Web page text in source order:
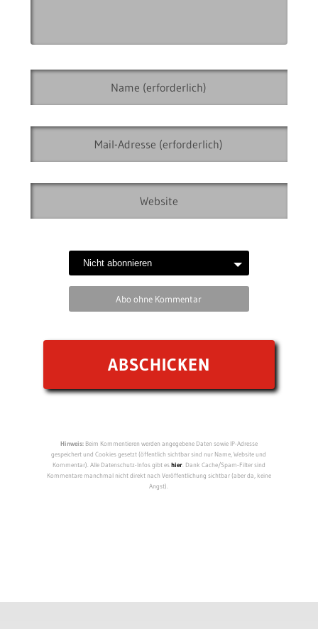
Abo ohne Kommentar
Hinweis:Beim Kommentieren werden angegebene Daten sowie IP-Adresse
gespeichert und Cookies gesetzt (öffentlich sichtbar sind nur Name, Website und
Kommentar). Alle Datenschutz-Infos gibt eshier. Dank Cache/Spam-Filter sind
Kommentare manchmal nicht direkt nach Veröffentlichung sichtbar (aber da, keine
Angst).